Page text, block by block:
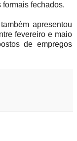
formais fechados.
apresentou
fevereiro e maio
de empregos